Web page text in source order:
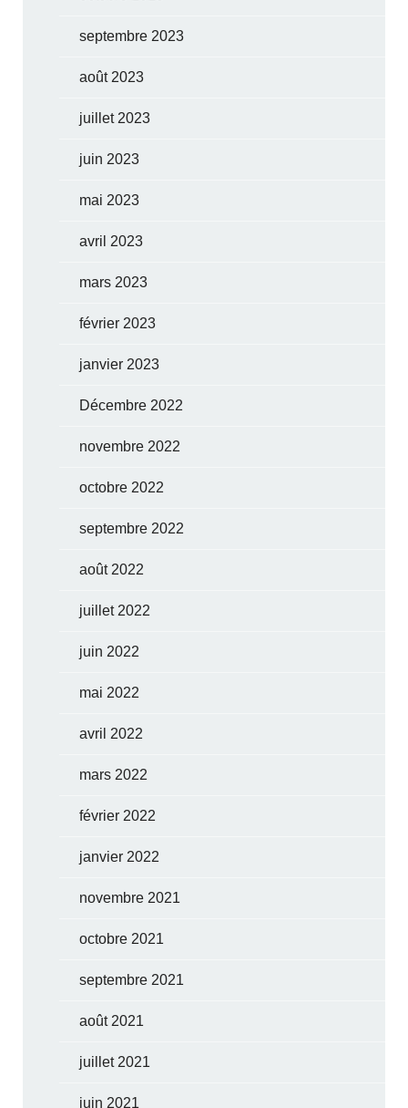
septembre 2023
août 2023
juillet 2023
juin 2023
mai 2023
avril 2023
mars 2023
février 2023
janvier 2023
Décembre 2022
novembre 2022
octobre 2022
septembre 2022
août 2022
juillet 2022
juin 2022
mai 2022
avril 2022
mars 2022
février 2022
janvier 2022
novembre 2021
octobre 2021
septembre 2021
août 2021
juillet 2021
juin 2021